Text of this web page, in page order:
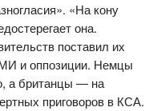
«На кону
она.
поставил их
и оппозиции. Немцы
а британцы — на
приговоров в КСА.